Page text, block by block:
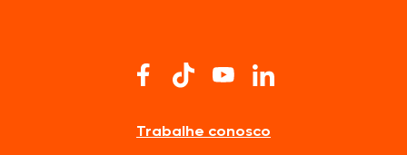
Trabalhe conosco